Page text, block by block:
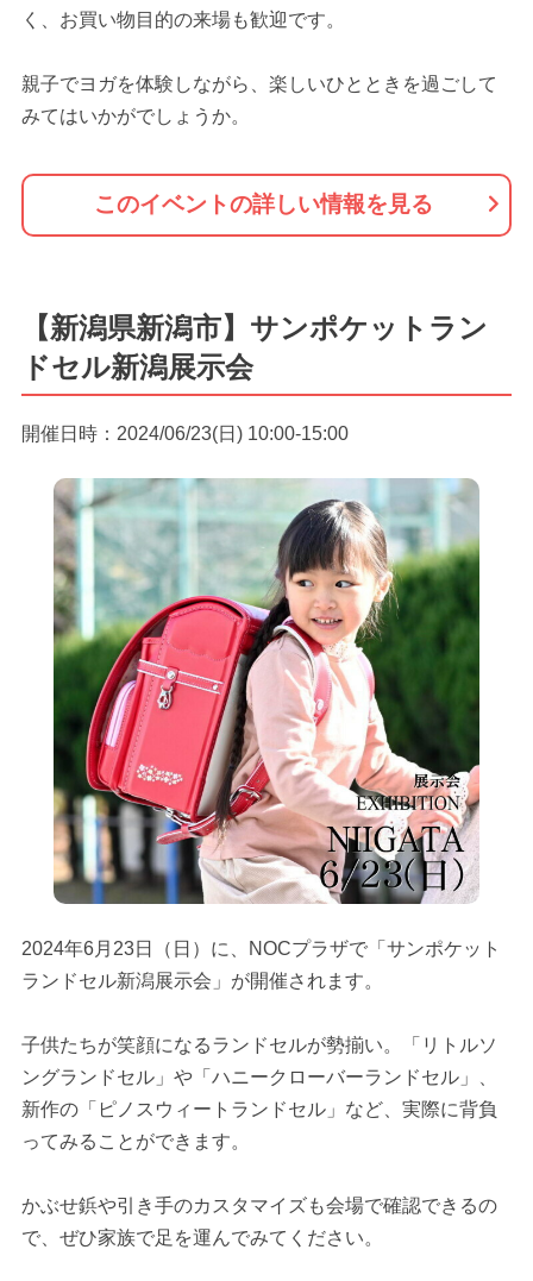
く、お買い物目的の来場も歓迎です。
親子でヨガを体験しながら、楽しいひとときを過ごして
みてはいかがでしょうか。
このイベントの詳しい情報を見る
【新潟県新潟市】サンポケットラン
ドセル新潟展示会
開催日時：2024/06/23(日) 10:00-15:00
2024年6月23日（日）に、NOCプラザで「サンポケット
ランドセル新潟展示会」が開催されます。
子供たちが笑顔になるランドセルが勢揃い。「リトルソ
ングランドセル」や「ハニークローバーランドセル」、
新作の「ピノスウィートランドセル」など、実際に背負
ってみることができます。
かぶせ鋲や引き手のカスタマイズも会場で確認できるの
で、ぜひ家族で足を運んでみてください。